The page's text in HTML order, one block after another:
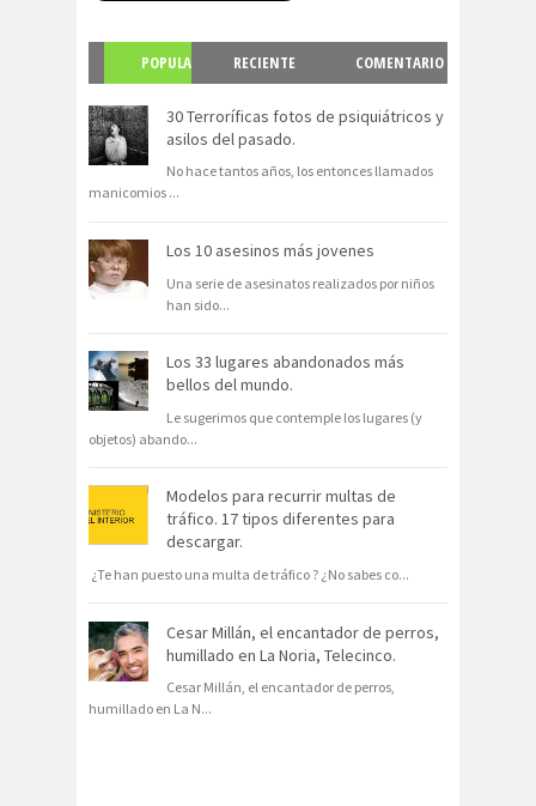
POPULA
R
RECIENTE
COMENTARIO
30 Terroríficas fotos de psiquiátricos y
asilos del pasado.
No hace tantos años, los entonces llamados
manicomios ...
Los 10 asesinos más jovenes
Una serie de asesinatos realizados por niños
han sido...
Los 33 lugares abandonados más
bellos del mundo.
Le sugerimos que contemple los lugares (y
objetos) abando...
Modelos para recurrir multas de
tráfico. 17 tipos diferentes para
descargar.
¿Te han puesto una multa de tráfico ? ¿No sabes co...
Cesar Millán, el encantador de perros,
humillado en La Noria, Telecinco.
Cesar Millán, el encantador de perros,
humillado en La N...